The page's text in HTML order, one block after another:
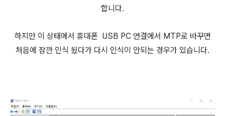
합니다.
하지만 이 상태에서 휴대폰 USB PC 연결에서 MTP로 바꾸면
처음에 잠깐 인식 됬다가 다시 인식이 안되는 경우가 있습니다.